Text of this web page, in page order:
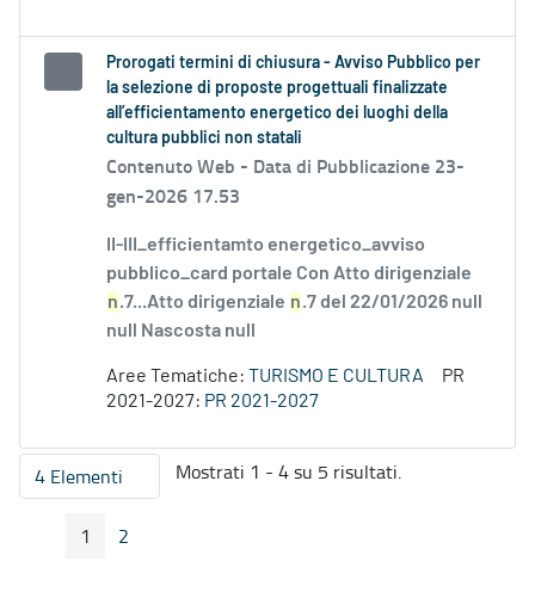
Prorogati termini di chiusura - Avviso Pubblico per
la selezione di proposte progettuali finalizzate
all’efficientamento energetico dei luoghi della
cultura pubblici non statali
Contenuto Web - Data di Pubblicazione 23-
gen-2026 17.53
II-III_efficientamto energetico_avviso
pubblico_card portale Con Atto dirigenziale
n.7...Atto dirigenziale n.7 del 22/01/2026 null
null Nascosta null
Aree Tematiche: TURISMO E CULTURA
PR
2021-2027: PR 2021-2027
4 ElementiPer pagina
Mostrati 1 - 4 su 5 risultati.
Pagina Precedente
Pagina
1 Pagina
2